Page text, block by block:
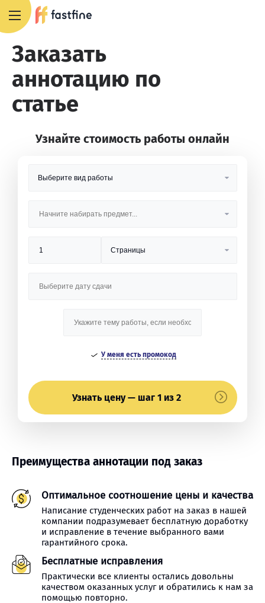
Заказать
аннотацию по
статье
Узнайте стоимость работы онлайн
У меня есть промокод
Узнать цену — шаг 1 из 2
Преимущества аннотации под заказ
Оптимальное соотношение цены и качества
Написание студенческих работ на заказ в нашей
компании подразумевает бесплатную доработку
и исправление в течение выбранного вами
гарантийного срока.
Бесплатные исправления
Практически все клиенты остались довольны
качеством оказанных услуг и обратились к нам за
помощью повторно.